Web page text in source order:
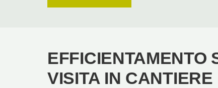
EFFICIENTAMENTO
VISITA IN CANTIERE